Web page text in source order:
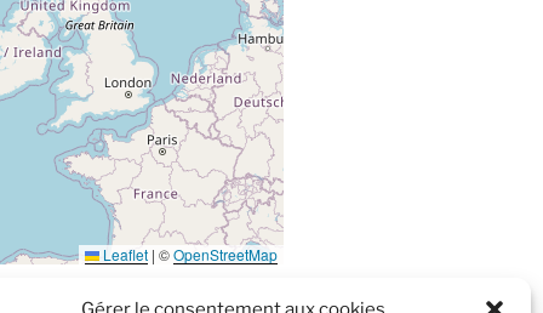
Leaflet | ©OpenStreetMap